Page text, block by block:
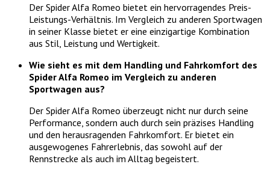
Der Spider Alfa Romeo bietet ein hervorragendes Preis-
Leistungs-Verhältnis. Im Vergleich zu anderen Sportwagen
in seiner Klasse bietet er eine einzigartige Kombination
aus Stil, Leistung und Wertigkeit.
Wie sieht es mit dem Handling und Fahrkomfort des
Spider Alfa Romeo im Vergleich zu anderen
Sportwagen aus?
Der Spider Alfa Romeo überzeugt nicht nur durch seine
Performance, sondern auch durch sein präzises Handling
und den herausragenden Fahrkomfort. Er bietet ein
ausgewogenes Fahrerlebnis, das sowohl auf der
Rennstrecke als auch im Alltag begeistert.